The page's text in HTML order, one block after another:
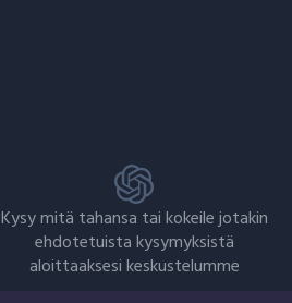
Kysy mitä tahansa tai kokeile jotakin
ehdotetuista kysymyksistä
aloittaaksesi keskustelumme